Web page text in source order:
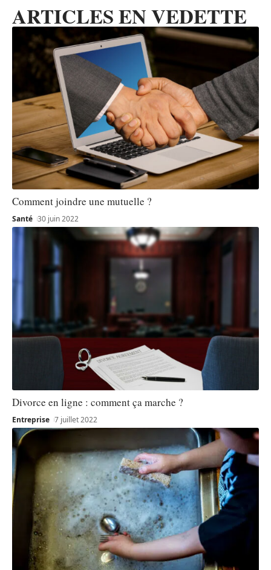
ARTICLES EN VEDETTE
Comment joindre une mutuelle ?
Santé 30 juin 2022
Divorce en ligne : comment ça marche ?
Entreprise 7 juillet 2022